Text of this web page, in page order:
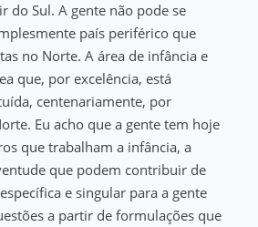
do Sul. A gente não pode se
país periférico que
no Norte. A área de infância e
que, por excelência, está
centenariamente, por
Eu acho que a gente tem hoje
que trabalham a infância, a
que podem contribuir de
e singular para a gente
a partir de formulações que